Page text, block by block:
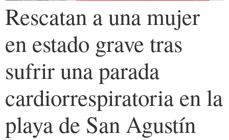
Rescatan a una mujer
en estado grave tras
sufrir una parada
cardiorrespiratoria en la
playa de San Agustín